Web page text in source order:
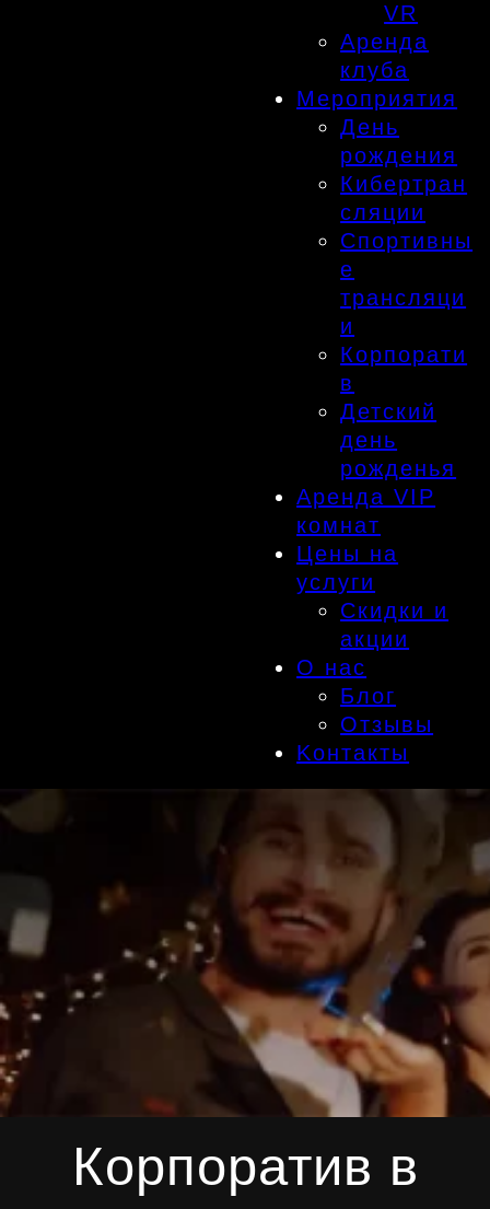
VR
Аренда
клуба
Мероприятия
День
рождения
Кибертран
сляции
Спортивны
е
трансляци
и
Корпорати
в
Детский
день
рожденья
Аренда VIP
комнат
Цены на
услуги
Скидки и
акции
О нас
Блог
Отзывы
Kонтакты
Корпоратив в